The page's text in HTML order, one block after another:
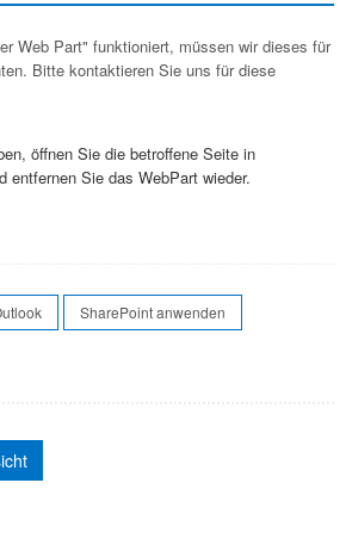
Web Part" funktioniert, müssen wir dieses für
Bitte kontaktieren Sie uns für diese
öffnen Sie die betroffene Seite in
entfernen Sie das WebPart wieder.
SharePoint anwenden